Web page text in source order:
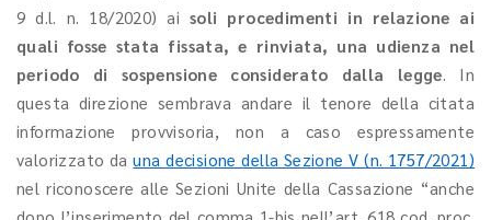
9 d.l. n. 18/2020) aisoli procedimenti in relazione ai
quali fosse stata fissata, e rinviata, una udienza nel
periodo di sospensione considerato dalla legge. In
questa direzione sembrava andare il tenore della citata
informazione provvisoria, non a caso espressamente
valorizzato dauna decisione della Sezione V (n. 1757/2021)
nel riconoscere alle Sezioni Unite della Cassazione “anche